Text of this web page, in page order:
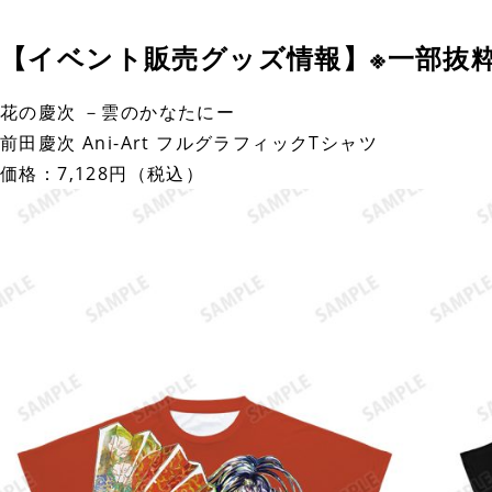
【イベント販売グッズ情報】※一部抜
花の慶次 －雲のかなたにー
前田慶次 Ani-Art フルグラフィックTシャツ
価格：7,128円（税込）